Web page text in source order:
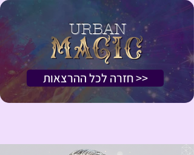
URBAN
<< חזרה לכל ההרצאות